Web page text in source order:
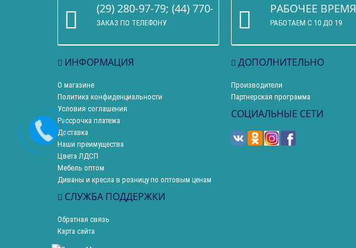
(29) 280-97-79; (44) 770-86-68
ЗАКАЗ ПО ТЕЛЕФОНУ
РАБОЧЕЕ ВРЕМЯ
РАБОТАЕМ С 10 ДО 19
ИНФОРМАЦИЯ
О магазине
Политика конфиденциальности
Условия соглашения
Рассрочка платежа
Доставка
Наши преимущества
Цвета ЛДСП
Мебель оптом
Диваны и кресла в розницу по оптовым ценам
СЛУЖБА ПОДДЕРЖКИ
Обратная связь
Карта сайта
ДОПОЛНИТЕЛЬНО
Производители
Партнерская программа
СОЦИАЛЬНЫЕ СЕТИ